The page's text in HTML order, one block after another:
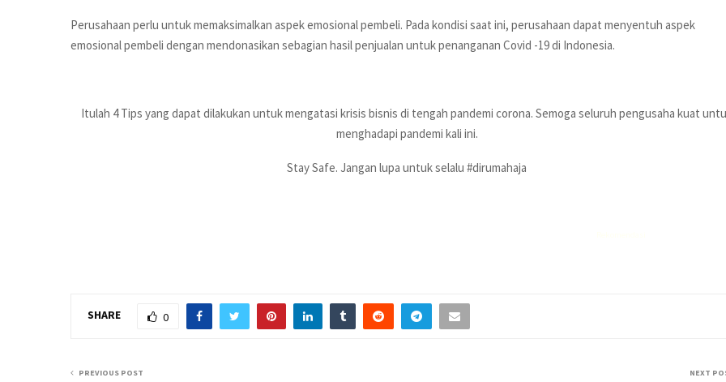
Perusahaan perlu untuk memaksimalkan aspek emosional pembeli. Pada kondisi saat ini, perusahaan dapat menyentuh aspek
emosional pembeli dengan mendonasikan sebagian hasil penjualan untuk penanganan Covid -19 di Indonesia.
Itulah 4 Tips yang dapat dilakukan untuk mengatasi krisis bisnis di tengah pandemi corona. Semoga seluruh pengusaha kuat
menghadapi pandemi kali ini.
Stay Safe. Jangan lupa untuk selalu #dirumahaja
SHARE 0
PREVIOUS POST NEXT